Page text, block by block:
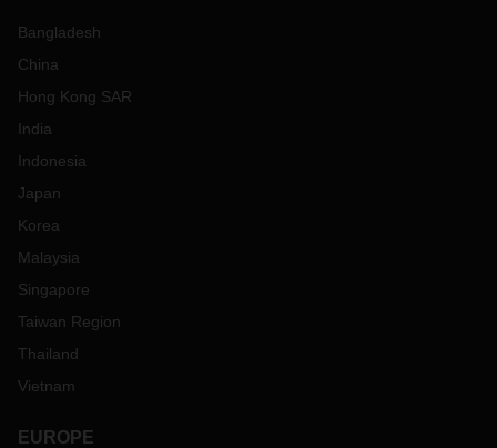
Bangladesh
China
Hong Kong SAR
India
Indonesia
Japan
Korea
Malaysia
Singapore
Taiwan Region
Thailand
Vietnam
EUROPE